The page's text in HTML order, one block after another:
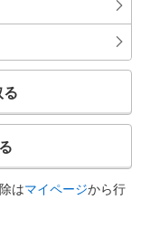
はマイページから行